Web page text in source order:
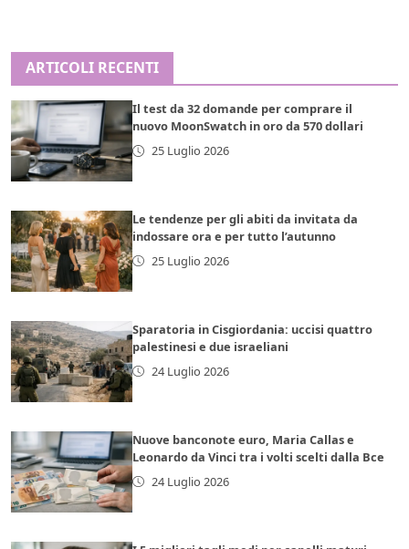
ARTICOLI RECENTI
Il test da 32 domande per comprare il
nuovo MoonSwatch in oro da 570 dollari
25 Luglio 2026
Le tendenze per gli abiti da invitata da
indossare ora e per tutto l’autunno
25 Luglio 2026
Sparatoria in Cisgiordania: uccisi quattro
palestinesi e due israeliani
24 Luglio 2026
Nuove banconote euro, Maria Callas e
Leonardo da Vinci tra i volti scelti dalla Bce
24 Luglio 2026